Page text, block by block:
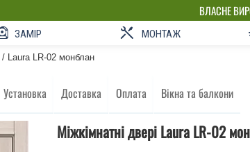
ВЛАСНЕ
ЗАМІР МОНТАЖ
/ Laura LR-02 монблан
Установка Доставка Оплата Вікна та балкони
Міжкімнатні двері Laura LR-02